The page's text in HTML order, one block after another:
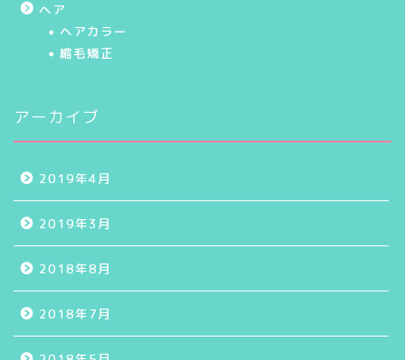
ヘア
ヘアカラー
縮毛矯正
アーカイブ
2019年4月
2019年3月
2018年8月
2018年7月